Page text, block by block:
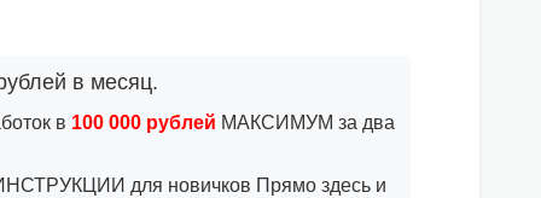
в месяц.
в 100 000 рублей МАКСИМУМ за два
для новичков Прямо здесь и